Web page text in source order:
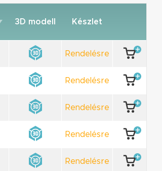
3D modell Készlet
Rendelésre
Rendelésre
Rendelésre
Rendelésre
Rendelésre